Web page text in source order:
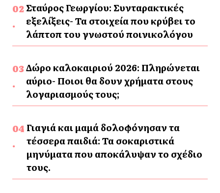
Σταύρος Γεωργίου: Συνταρακτικές
εξελίξεις- Τα στοιχεία που κρύβει το
λάπτοπ του γνωστού ποινικολόγου
Δώρο καλοκαιριού 2026: Πληρώνεται
αύριο- Ποιοι θα δουν χρήματα στους
λογαριασμούς τους;
Γιαγιά και μαμά δολοφόνησαν τα
τέσσερα παιδιά: Τα σοκαριστικά
μηνύματα που αποκάλυψαν το σχέδιο
τους.